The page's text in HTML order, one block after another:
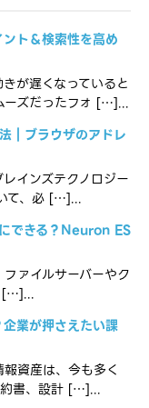
ト＆検索性を高め
が遅くなっていると
ーズだったフォ […]...
ブラウザのアドレ
インズテクノロジー
て、必 […]...
できる？Neuron ES
ァイルサーバーやク
[…]...
業が押さえたい課
資産は、今も多く
約書、設計 […]...